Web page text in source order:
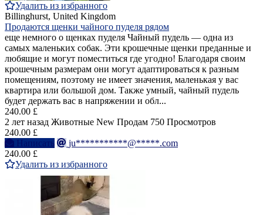
Удалить из избранного
Billinghurst, United Kingdom
Продаются щенки чайного пуделя рядом
еще немного о щенках пуделя Чайный пудель — одна из
самых маленьких собак. Эти крошечные щенки преданные и
любящие и могут поместиться где угодно! Благодаря своим
крошечным размерам они могут адаптироваться к разным
помещениям, поэтому не имеет значения, маленькая у вас
квартира или большой дом. Также умный, чайный пудель
будет держать вас в напряжении и обл...
240.00 £
2 лет назад Животные New Продам 750 Просмотров
240.00 £
Написать
ju***********@*****.com
240.00 £
Удалить из избранного